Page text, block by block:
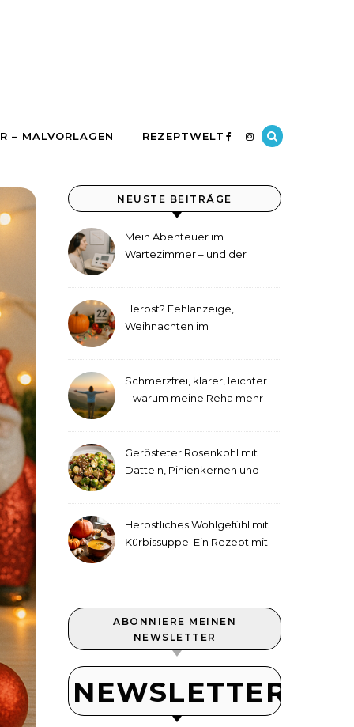
– MALVORLAGEN REZEPTWELT
NEUSTE BEITRÄGE
Mein Abenteuer im
Wartezimmer – und der
Herbst? Fehlanzeige,
Weihnachten im
Schmerzfrei, klarer, leichter
– warum meine Reha mehr
Gerösteter Rosenkohl mit
Datteln, Pinienkernen und
Herbstliches Wohlgefühl mit
Kürbissuppe: Ein Rezept mit
ABONNIERE MEINEN
NEWSLETTER
NEWSLETTER